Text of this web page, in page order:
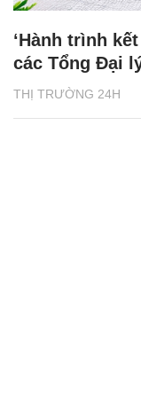
THỊ TRƯỜNG 24H
‘Hành trình
các Tổng Đại